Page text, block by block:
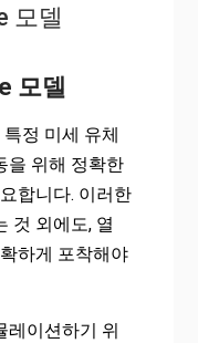
모델
모델
정 미세 유체
을 위해 정확한
합니다. 이러한
것 외에도, 열
하게 포착해야
레이션하기 위